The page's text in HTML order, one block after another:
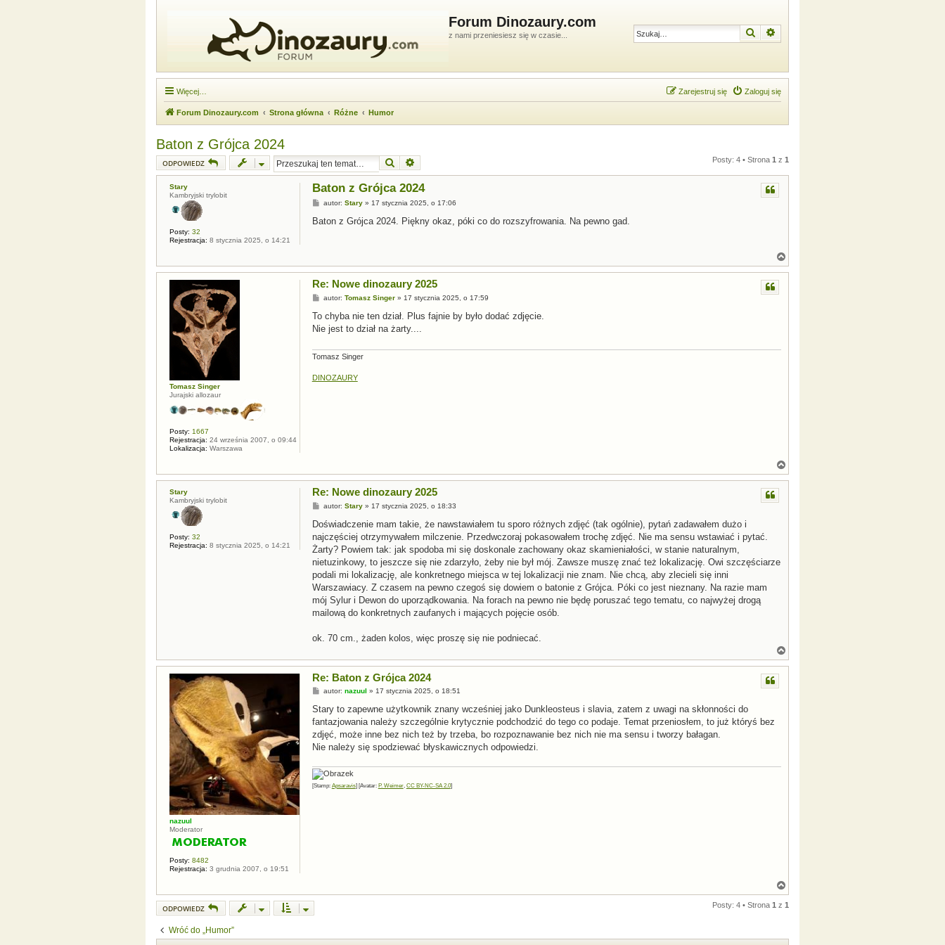
Forum Dinozaury.com
z nami przeniesiesz się w czasie... Szukaj
Więcej… Zaloguj się
Zarejestruj się
Forum Dinozaury.com Strona główna Różne Humor
Baton z Grójca 2024
ODPOWIEDZ Szukaj Posty: 4 • Strona 1 z 1
Stary
Kambryjski trylobit
Posty: 32
Rejestracja: 8 stycznia 2025, o 14:21
Baton z Grójca 2024
P
s
autor: Stary» 17 stycznia 2025, o 17:06
Baton z Grójca 2024. Piękny okaz, póki co do rozszyfrowania. Na pewno gad.
a
g
Tomasz Singer
Jurajski allozaur
Posty: 1667
Rejestracja: 24 września 2007, o 09:44
Lokalizacja: Warszawa
Re: Nowe dinozaury 2025
P
s
autor: Tomasz Singer» 17 stycznia 2025, o 17:59
To chyba nie ten dział. Plus fajnie by było dodać zdjęcie.
Nie jest to dział na żarty....
Tomasz Singer
DINOZAURY
a
g
Stary
Kambryjski trylobit
Posty: 32
Rejestracja: 8 stycznia 2025, o 14:21
Re: Nowe dinozaury 2025
P
s
autor: Stary» 17 stycznia 2025, o 18:33
Doświadczenie mam takie, że nawstawiałem tu sporo różnych zdjęć (tak ogólnie), pytań zadawałem dużo i
najczęściej otrzymywałem milczenie. Przedwczoraj pokasowałem trochę zdjęć. Nie ma sensu wstawiać i pytać.
Żarty? Powiem tak: jak spodoba mi się doskonale zachowany okaz skamieniałości, w stanie naturalnym,
nietuzinkowy, to jeszcze się nie zdarzyło, żeby nie był mój. Zawsze muszę znać też lokalizację. Owi szczęściarze
podali mi lokalizację, ale konkretnego miejsca w tej lokalizacji nie znam. Nie chcą, aby zlecieli się inni
Warszawiacy. Z czasem na pewno czegoś się dowiem o batonie z Grójca. Póki co jest nieznany. Na razie mam
mój Sylur i Dewon do uporządkowania. Na forach na pewno nie będę poruszać tego tematu, co najwyżej drogą
mailową do konkretnych zaufanych i mających pojęcie osób.
ok. 70 cm., żaden kolos, więc proszę się nie podniecać.
a
g
nazuul
Moderator
Posty: 8482
Rejestracja: 3 grudnia 2007, o 19:51
Re: Baton z Grójca 2024
P
s
autor: nazuul » 17 stycznia 2025, o 18:51
Stary to zapewne użytkownik znany wcześniej jako Dunkleosteus i slavia, zatem z uwagi na skłonności do
fantazjowania należy szczególnie krytycznie podchodzić do tego co podaje. Temat przeniosłem, to już któryś bez
zdjęć, może inne bez nich też by trzeba, bo rozpoznawanie bez nich nie ma sensu i tworzy bałagan.
Nie należy się spodziewać błyskawicznych odpowiedzi.
[Stamp: Apsaravis] [Avatar: P. Weimer, CC BY-NC-SA 2.0]
a
g
ODPOWIEDZ Posty: 4 • Strona 1 z 1
Wróć do „Humor”